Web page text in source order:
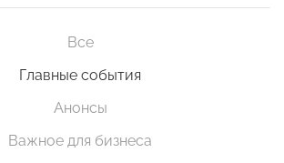
Все
Главные события
Анонсы
Важное для бизнеса